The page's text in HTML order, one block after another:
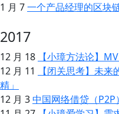
1 月 7一个产品经理的区块
2017
12 月 18
【小璋方法论】
12 月 11
【闭关思考】未
精」
12 月 3中国网络借贷（